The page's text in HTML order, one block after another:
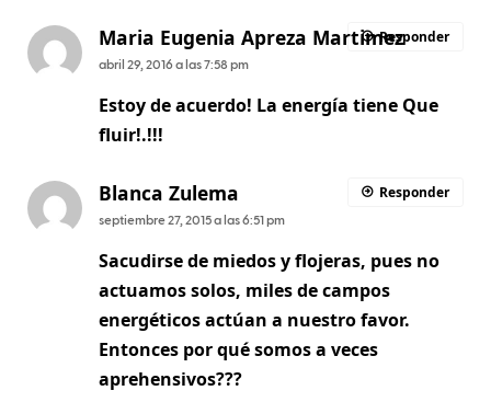
Maria Eugenia Apreza Martimez
abril 29, 2016 a las 7:58 pm
Estoy de acuerdo! La energía tiene Que
fluir!.!!!
Responder
Blanca Zulema
septiembre 27, 2015 a las 6:51 pm
Sacudirse de miedos y flojeras, pues no
actuamos solos, miles de campos
energéticos actúan a nuestro favor.
Entonces por qué somos a veces
aprehensivos???
Responder